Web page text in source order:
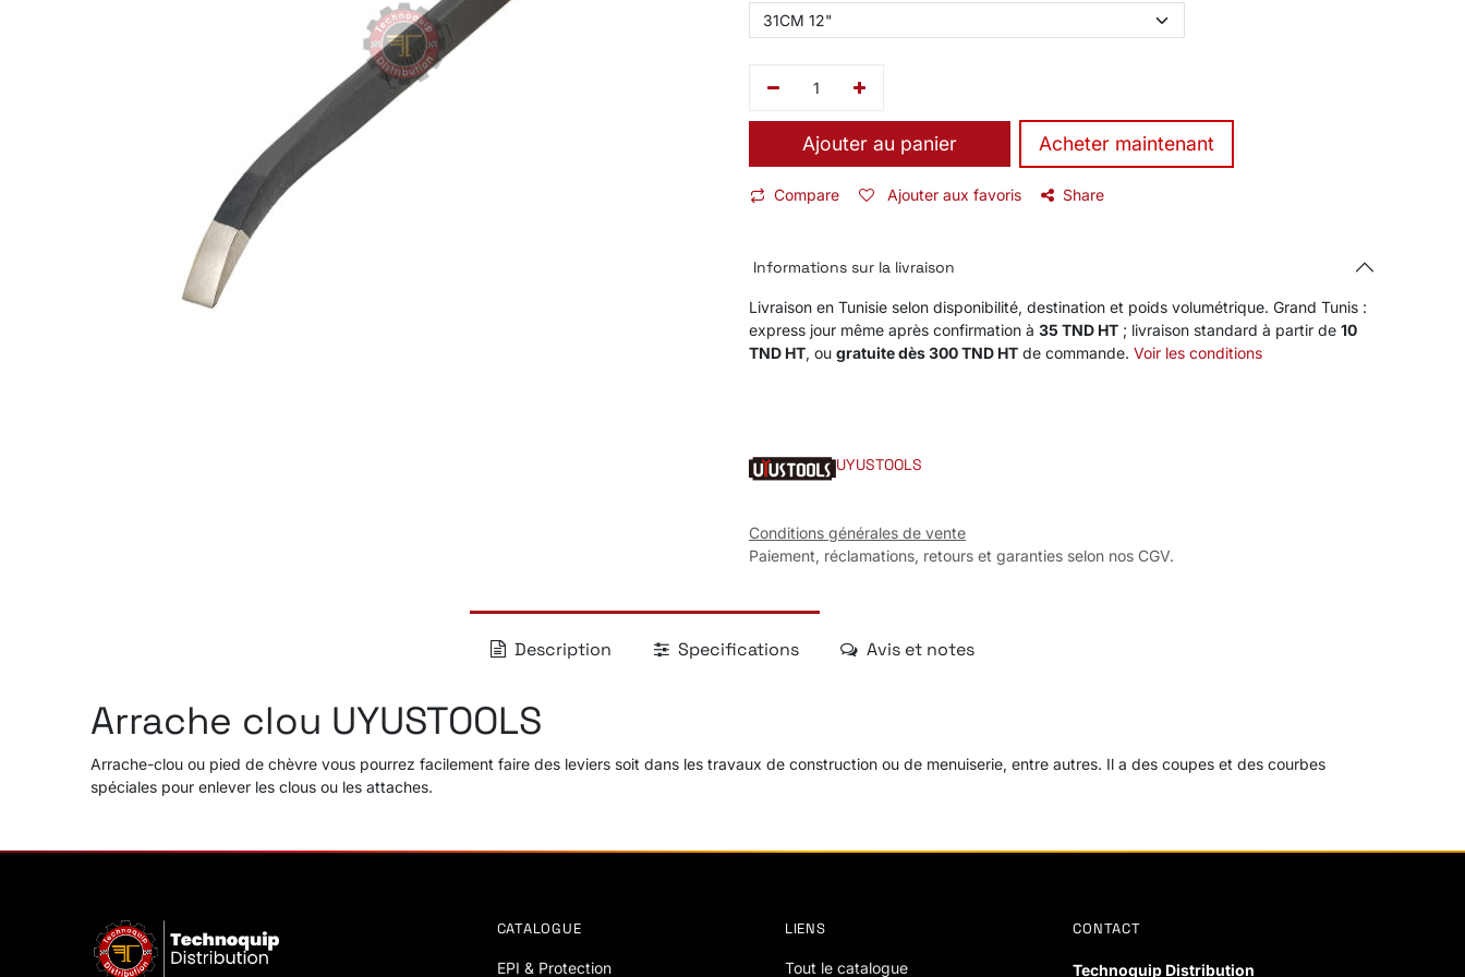
Ajouter au panier ​Acheter maintenant
Compare Ajouter aux favoris Share
Informations sur la livraison
Livraison en Tunisie selon disponibilité, destination et poids volumétrique. Grand Tunis :
express jour même après confirmation à 35 TND HT ; livraison standard à partir de 10
TND HT, ou gratuite dès 300 TND HT de commande. Voir les conditions
UYUSTOOLS
Conditions générales de vente
Paiement, réclamations, retours et garanties selon nos CGV.
Description Specifications Avis et notes
Arrache clou UYUSTOOLS
Arrache-clou ou pied de chèvre vous pourrez facilement faire des leviers soit dans les travaux de construction ou de menuiserie, entre autres. Il a des coupes et des courbes
spéciales pour enlever les clous ou les attaches.
CATALOGUE
EPI & Protection
LIENS
Tout le catalogue
CONTACT
Technoquip Distribution